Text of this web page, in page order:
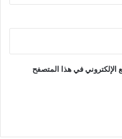
الإلكتروني في هذا المتصفح